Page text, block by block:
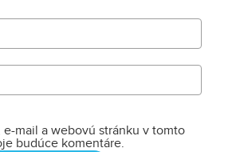
mail a webovú stránku v tomto
budúce komentáre.